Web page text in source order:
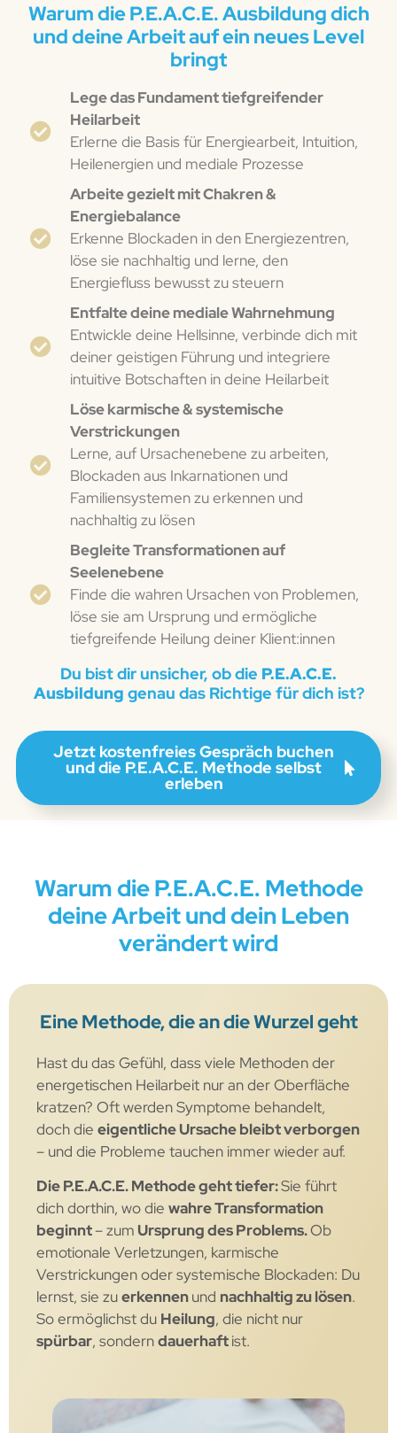
Warum die P.E.A.C.E. Ausbildung dich
und deine Arbeit auf ein neues Level
bringt
Lege das Fundament tiefgreifender
Heilarbeit
Erlerne die Basis für Energiearbeit, Intuition,
Heilenergien und mediale Prozesse
Arbeite gezielt mit Chakren &
Energiebalance
Erkenne Blockaden in den Energiezentren,
löse sie nachhaltig und lerne, den
Energiefluss bewusst zu steuern
Entfalte deine mediale Wahrnehmung
Entwickle deine Hellsinne, verbinde dich mit
deiner geistigen Führung und integriere
intuitive Botschaften in deine Heilarbeit
Löse karmische & systemische
Verstrickungen
Lerne, auf Ursachenebene zu arbeiten,
Blockaden aus Inkarnationen und
Familiensystemen zu erkennen und
nachhaltig zu lösen
Begleite Transformationen auf
Seelenebene
Finde die wahren Ursachen von Problemen,
löse sie am Ursprung und ermögliche
tiefgreifende Heilung deiner Klient:innen
Du bist dir unsicher, ob die P.E.A.C.E.
Ausbildung genau das Richtige für dich ist?
Jetzt kostenfreies Gespräch buchen
und die P.E.A.C.E. Methode selbst
erleben
Warum die P.E.A.C.E. Methode
deine Arbeit und dein Leben
verändert wird
Eine Methode, die an die Wurzel geht
Hast du das Gefühl, dass viele Methoden der
energetischen Heilarbeit nur an der Oberfläche
kratzen? Oft werden Symptome behandelt,
doch dieeigentliche Ursache bleibt verborgen
– und die Probleme tauchen immer wieder auf.
Die P.E.A.C.E. Methode geht tiefer:Sie führt
dich dorthin, wo diewahre Transformation
beginnt– zum Ursprung des Problems.Ob
emotionale Verletzungen, karmische
Verstrickungen oder systemische Blockaden: Du
lernst, sie zuerkennenund nachhaltig zu lösen.
So ermöglichst du Heilung, die nicht nur
spürbar, sonderndauerhaftist.